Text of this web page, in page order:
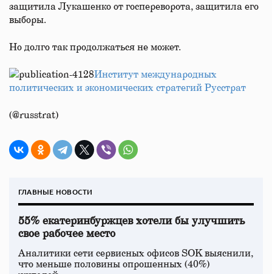
защитила Лукашенко от госпереворота, защитила его
выборы.
Но долго так продолжаться не может.
Институт международных
политических и экономических стратегий Русстрат
(@russtrat)
ГЛАВНЫЕ НОВОСТИ
55% екатеринбуржцев хотели бы улучшить
свое рабочее место
Аналитики сети сервисных офисов SOK выяснили,
что меньше половины опрошенных (40%)